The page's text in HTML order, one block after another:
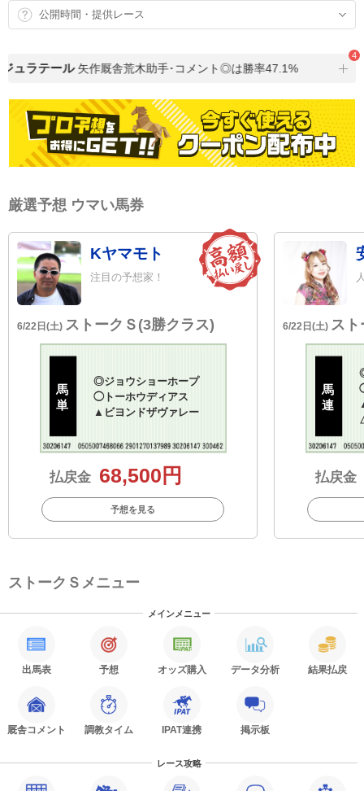
公開時間・提供レース
ュラテール 矢作厩舎荒木助手･コメント◎は勝率47.1%
4
厳選予想 ウマい馬券
Kヤマモト
注目の予想家！
6/22日(土) ストークＳ(3勝クラス)
馬
単
◎ジョウショーホープ
◯トーホウディアス
▲ ビヨンドザヴァレー
払戻金 68,500円
予想を見る
6/22日(土) ス
馬
連
払戻金
ストークＳメニュー
メインメニュー
出馬表 予想 オッズ購入 データ分析 結果払戻
厩舎コメント 調教タイム IPAT連携 掲示板
レース攻略